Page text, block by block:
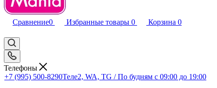
Сравнение0 Избранные товары 0 Корзина 0
Телефоны
+7 (995) 500-8290Теле2, WA, TG / По будням c 09:00 до 19:00